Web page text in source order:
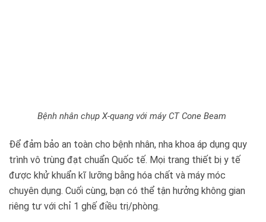
Bệnh nhân chụp X-quang với máy CT Cone Beam
Để đảm bảo an toàn cho bệnh nhân, nha khoa áp dụng quy
trình vô trùng đạt chuẩn Quốc tế. Mọi trang thiết bị y tế
được khử khuẩn kĩ lưỡng bằng hóa chất và máy móc
chuyên dụng. Cuối cùng, bạn có thể tận hưởng không gian
riêng tư với chỉ 1 ghế điều trị/phòng.